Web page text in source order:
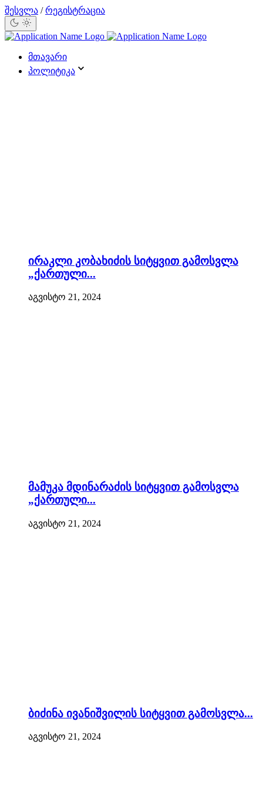
შესვლა / რეგისტრაცია
მთავარი
პოლიტიკა
ირაკლი კობახიძის სიტყვით გამოსვლა
„ქართული...
აგვისტო 21, 2024
მამუკა მდინარაძის სიტყვით გამოსვლა
„ქართული...
აგვისტო 21, 2024
ბიძინა ივანიშვილის სიტყვით გამოსვლა...
აგვისტო 21, 2024